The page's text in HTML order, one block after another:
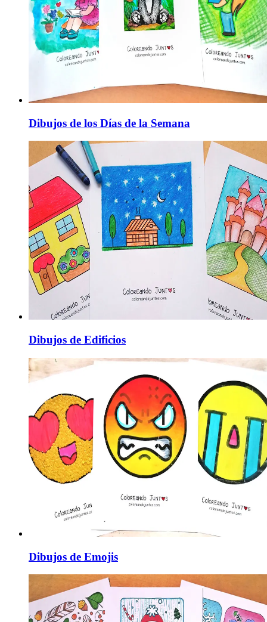
Dibujos de los Días de la Semana
Dibujos de Edificios
Dibujos de Emojis